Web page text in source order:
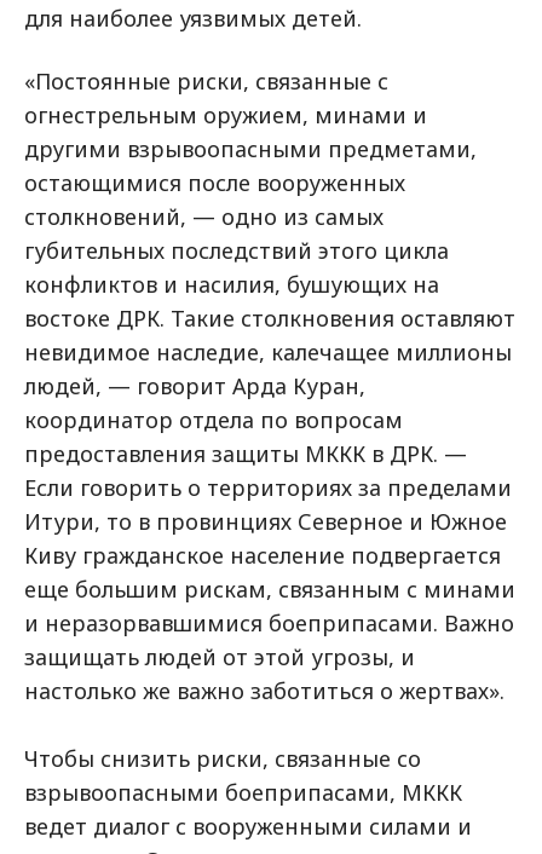
для наиболее уязвимых детей.
«Постоянные риски, связанные с
огнестрельным оружием, минами и
другими взрывоопасными предметами,
остающимися после вооруженных
столкновений, — одно из самых
губительных последствий этого цикла
конфликтов и насилия, бушующих на
востоке ДРК. Такие столкновения оставляют
невидимое наследие, калечащее миллионы
людей, — говорит Арда Куран,
координатор отдела по вопросам
предоставления защиты МККК в ДРК. —
Если говорить о территориях за пределами
Итури, то в провинциях Северное и Южное
Киву гражданское население подвергается
еще большим рискам, связанным с минами
и неразорвавшимися боеприпасами. Важно
защищать людей от этой угрозы, и
настолько же важно заботиться о жертвах».
Чтобы снизить риски, связанные со
взрывоопасными боеприпасами, МККК
ведет диалог с вооруженными силами и